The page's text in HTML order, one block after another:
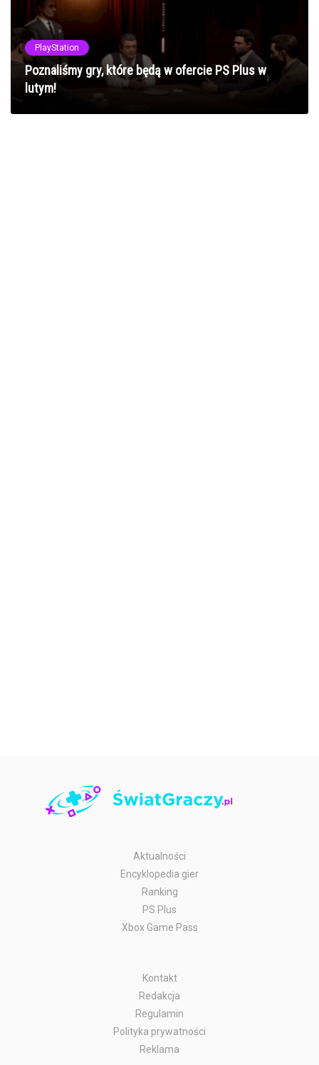
PlayStation
Poznaliśmy gry, które będą w ofercie PS Plus w
lutym!
Aktualności
Encyklopedia gier
Ranking
PS Plus
Xbox Game Pass
Kontakt
Redakcja
Regulamin
Polityka prywatności
Reklama